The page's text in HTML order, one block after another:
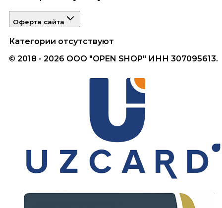
Оферта сайта
Категории отсутствуют
© 2018 - 2026 ООО "OPEN SHOP" ИНН 307095613.